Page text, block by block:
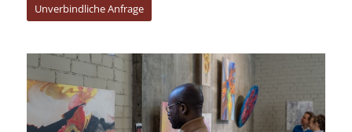
Unverbindliche Anfrage